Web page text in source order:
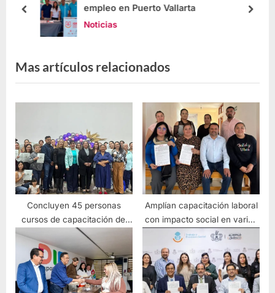
empleo en Puerto Vallarta
Noticias
Mas artículos relacionados
Concluyen 45 personas
cursos de capacitación del
IDEFT en coordinación con el
Instituto de la Mujer
Amplían capacitación laboral
con impacto social en varios
municipios estratégicos